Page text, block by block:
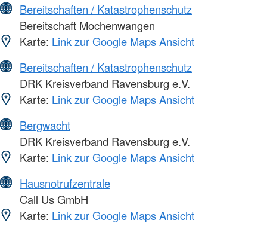
Bereitschaften / Katastrophenschutz
Bereitschaft Mochenwangen
Karte: Link zur Google Maps Ansicht
Bereitschaften / Katastrophenschutz
DRK Kreisverband Ravensburg e.V.
Karte: Link zur Google Maps Ansicht
Bergwacht
DRK Kreisverband Ravensburg e.V.
Karte: Link zur Google Maps Ansicht
Hausnotrufzentrale
Call Us GmbH
Karte: Link zur Google Maps Ansicht